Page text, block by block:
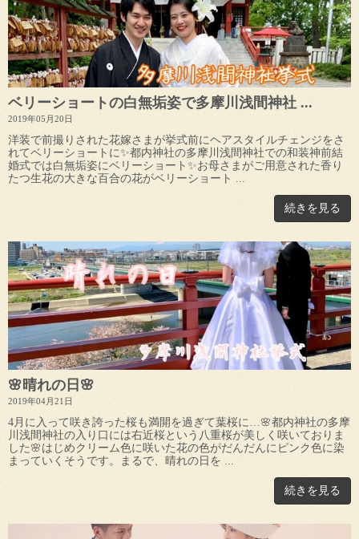
ベリーショートの白無垢姿で多摩川浅間神社 ...
2019年05月20日
洋装で前撮りされた花嫁さまが挙式前にヘアスタイルチェンジをさ
れてベリーショートに✨都内神社の多摩川浅間神社での和装神前結
婚式では白無垢姿にベリーショート✨お母さまがご用意された香り
たつ生花の大きな百合の花がベリーショート ...
続きを見る
🌸晴れの日🌸
2019年04月21日
4月に入って咲き誇った桜も満開を過ぎて葉桜に…🌸都内神社の多摩
川浅間神社の入り口には右近桜という八重桜が美しく咲いておりま
した🌸はじめクリーム色に咲いた花の色がだんだんにピンク色に染
まっていくそうです。まるで、晴れの日を ...
続きを見る